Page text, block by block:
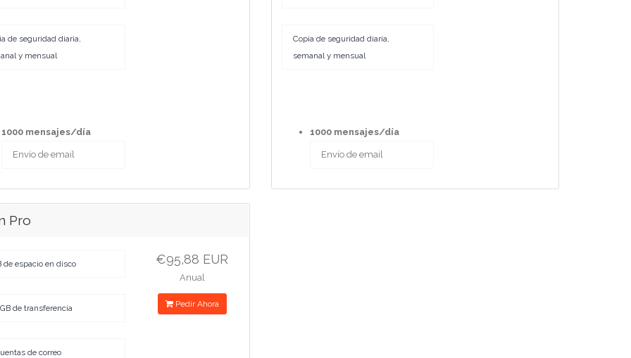
de seguridad diaria,
y mensual
1000 mensajes/día
Envío de email
Copia de seguridad diaria,
semanal y mensual
1000 mensajes/día
Envío de email
Pro
de espacio en disco
de transferencia
de correo
€95,88 EUR
Anual
Pedir Ahora